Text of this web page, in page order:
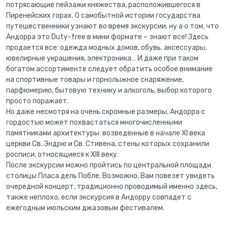
потрясающие пейзажи княжества, расположившегося в
Пиренейских горах. О самобытной истории государства
путешественники узнают во время экскурсии, ну а о том, что
Андорра это Duty-free в мини формате – знают все! Здесь
продается все: одежда модных домов, обувь, аксессуары,
ювелирные украшения, электроника… И даже при таком
богатом ассортименте следует обратить особое внимание
на спортивные товары и горнолыжное снаряжение,
парфюмерию, бытовую технику и алкоголь, выбор которого
просто поражает.
Но даже несмотря на очень скромные размеры, Андорра с
гордостью может похвастаться многочисленными
памятниками архитектуры: возведенные в начале XI века
церкви Св. Эндрю и Св. Стивена, стены которых сохранили
росписи, относящиеся к XIII веку.
После экскурсии можно пройтись по центральной площади
столицы Пласа дель Побле. Возможно, Вам повезет увидеть
очередной концерт, традиционно проводимый именно здесь,
также неплохо, если экскурсия в Андорру совпадет с
ежегодным июльским джазовым фестивалем.